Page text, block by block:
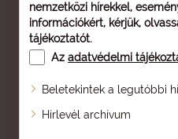
nemzetközi hírekkel,
információkért, kérjük,
tájékoztatót.
Az adatvédelmi
Beletekintek a legutóbbi
Hírlevél archívum
Oldaltérkép